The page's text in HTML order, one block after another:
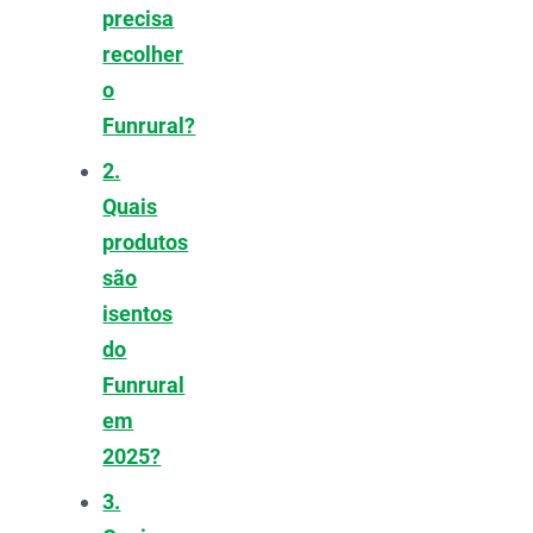
precisa
recolher
o
Funrural?
2.
Quais
produtos
são
isentos
do
Funrural
em
2025?
3.